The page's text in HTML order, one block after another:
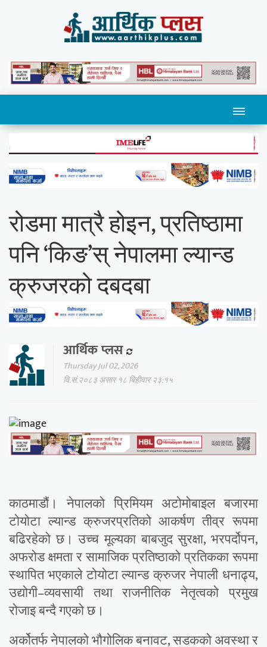
रोडमा मात्रै होइन, प्रतिष्ठामा
पनि ‘किङ’स् नेपालमा ल्यान्ड
क्रुजरको दबदबा
आर्थिक प्लस
Thursday Jul 02, 2026
वि.सं.२०८३ असार १८ बिहीवार २३:१५
काठमाडौं। नेपालको प्रिमियम अटोमोबाइल बजारमा
टोयोटा ल्यान्ड क्रुजरप्रतिको आकर्षण तीव्र रूपमा
बढिरहेको छ। उच्च मूल्यका बाबजुद सुरक्षा, भरपर्दोपन,
अफरोड क्षमता र सामाजिक प्रतिष्ठाको प्रतिकका रूपमा
स्थापित भएकाले टोयोटा ल्यान्ड क्रुजर नेपाली धनाढ्य,
उद्योगी–व्यवसायी तथा राजनीतिक नेतृत्वको प्रमुख
रोजाइ बन्दै गएको छ।
अर्कोतर्फ नेपालको भौगोलिक बनावट, सडकको अवस्था र